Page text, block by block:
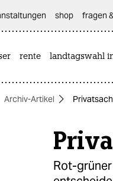
shop fragen
rente landtagswahl
Archiv-Artikel
Rot-